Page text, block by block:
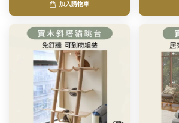
加入購物車